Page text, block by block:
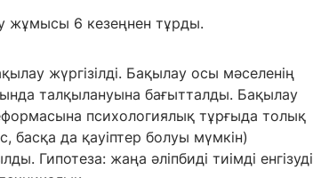
жұмысы 6 кезеңнен тұрды.
жүргізілді. Бақылау осы мәселенің
талқылануына бағытталды. Бақылау
психологиялық тұрғыда толық
басқа да қауіптер болуы мүмкін)
Гипотеза: жаңа әліпбиді тиімді енгізуді